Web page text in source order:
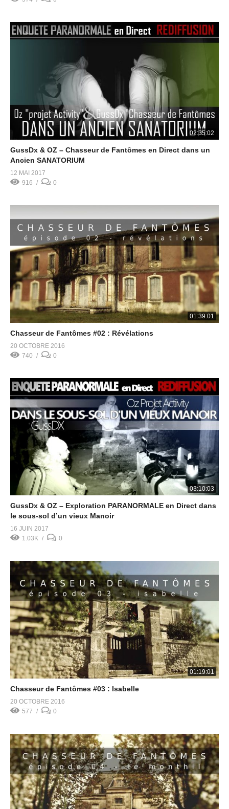
02:35:02
GussDx & OZ – Chasseur de Fantômes en Direct dans un
Ancien SANATORIUM
12 MAI 2017
916
0
01:39:01
Chasseur de Fantômes #02 : Révélations
20 OCTOBRE 2016
740
0
03:10:03
GussDx & OZ – Exploration PARANORMALE en Direct dans
le sous-sol d’un vieux Manoir
16 JUIN 2017
1.03K
0
01:19:01
Chasseur de Fantômes #03 : Isabelle
20 OCTOBRE 2016
577
0